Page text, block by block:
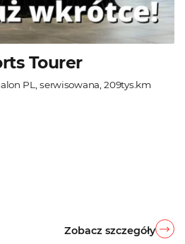
Tourer
PL, serwisowana, 209tys.km
Zobacz szczegóły